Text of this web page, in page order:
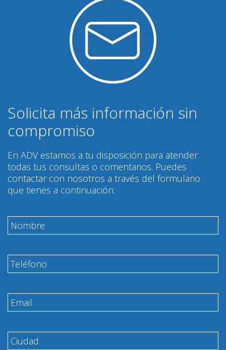
Solicita más información sin
compromiso
En ADV estamos a tu disposición para atender
todas tus consultas o comentarios. Puedes
contactar con nosotros a través del formulario
que tienes a continuación: